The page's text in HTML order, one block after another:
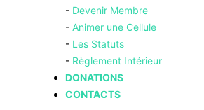
- Devenir Membre
- Animer une Cellule
- Les Statuts
- Règlement Intérieur
DONATIONS
CONTACTS